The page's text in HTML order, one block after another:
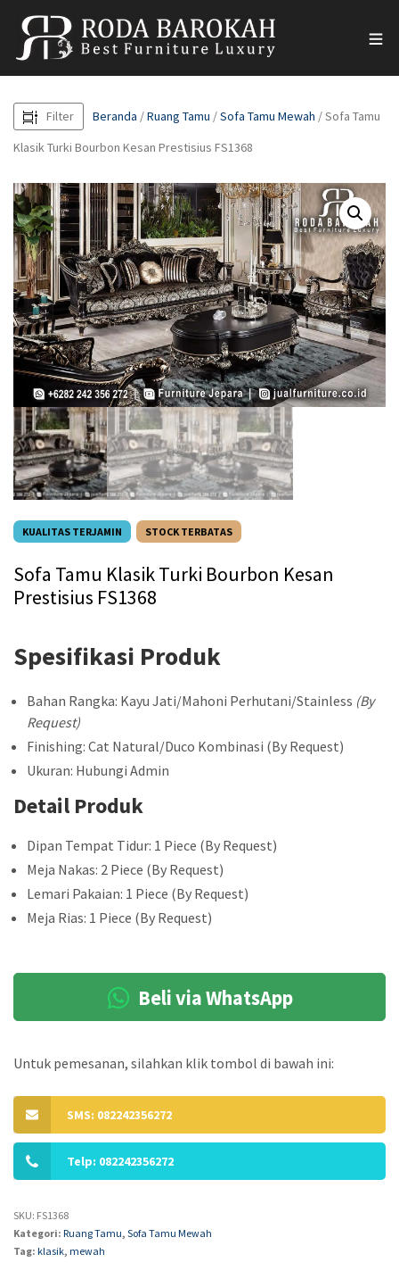
Filter Beranda /Ruang Tamu /Sofa Tamu Mewah / Sofa Tamu
Klasik Turki Bourbon Kesan Prestisius FS1368
KUALITAS TERJAMIN STOCK TERBATAS
Sofa Tamu Klasik Turki Bourbon Kesan
Prestisius FS1368
Spesifikasi Produk
Bahan Rangka: Kayu Jati/Mahoni Perhutani/Stainless (By
Request)
Finishing: Cat Natural/Duco Kombinasi (By Request)
Ukuran: Hubungi Admin
Detail Produk
Dipan Tempat Tidur: 1 Piece (By Request)
Meja Nakas: 2 Piece (By Request)
Lemari Pakaian: 1 Piece (By Request)
Meja Rias: 1 Piece (By Request)
Beli via WhatsApp
Untuk pemesanan, silahkan klik tombol di bawah ini:
SMS: 082242356272
Telp: 082242356272
SKU: FS1368
Kategori: Ruang Tamu, Sofa Tamu Mewah
Tag: klasik, mewah